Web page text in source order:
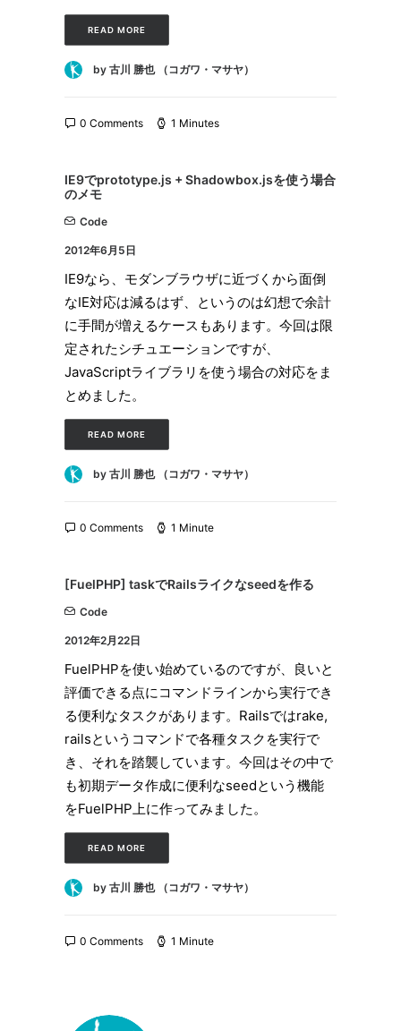
READ MORE
by 古川 勝也 （コガワ・マサヤ）
0 Comments 1 Minutes
IE9でprototype.js + Shadowbox.jsを使う場合
のメモ
Code
2012年6月5日
IE9なら、モダンブラウザに近づくから面倒
なIE対応は減るはず、というのは幻想で余計
に手間が増えるケースもあります。今回は限
定されたシチュエーションですが、
JavaScriptライブラリを使う場合の対応をま
とめました。
READ MORE
by 古川 勝也 （コガワ・マサヤ）
0 Comments 1 Minute
[FuelPHP] taskでRailsライクなseedを作る
Code
2012年2月22日
FuelPHPを使い始めているのですが、良いと
評価できる点にコマンドラインから実行でき
る便利なタスクがあります。Railsではrake,
railsというコマンドで各種タスクを実行で
き、それを踏襲しています。今回はその中で
も初期データ作成に便利なseedという機能
をFuelPHP上に作ってみました。
READ MORE
by 古川 勝也 （コガワ・マサヤ）
0 Comments 1 Minute